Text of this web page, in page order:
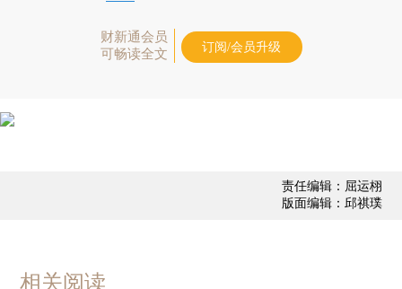
财新通会员
可畅读全文
订阅/会员升级
责任编辑：屈运栩
版面编辑：邱祺璞
相关阅读